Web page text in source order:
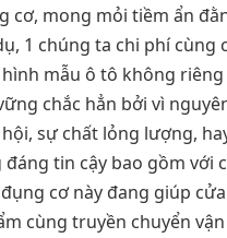
cơ, mong mỏi tiềm ẩn
1 chúng ta chi phí cùng
mẫu ô tô không
chắc hẳn bởi vì
sự chất lỏng lượng,
tin cậy bao gồm với
cơ này đang giúp cửa
cùng truyền chuyển vận